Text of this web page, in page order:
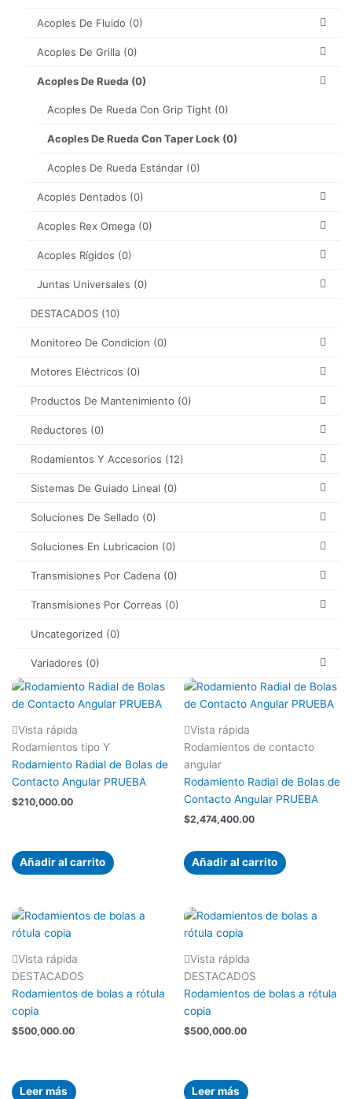
Acoples De Fluido (0)
Acoples De Grilla (0)
Acoples De Rueda (0)
Acoples De Rueda Con Grip Tight (0)
Acoples De Rueda Con Taper Lock (0)
Acoples De Rueda Estándar (0)
Acoples Dentados (0)
Acoples Rex Omega (0)
Acoples Rígidos (0)
Juntas Universales (0)
DESTACADOS (10)
Monitoreo De Condicion (0)
Motores Eléctricos (0)
Productos De Mantenimiento (0)
Reductores (0)
Rodamientos Y Accesorios (12)
Sistemas De Guiado Lineal (0)
Soluciones De Sellado (0)
Soluciones En Lubricacion (0)
Transmisiones Por Cadena (0)
Transmisiones Por Correas (0)
Uncategorized (0)
Variadores (0)
Vista rápida
Rodamientos tipo Y
Rodamiento Radial de Bolas de
Contacto Angular PRUEBA
$210,000.00
Añadir al carrito
Vista rápida
Rodamientos de contacto
angular
Rodamiento Radial de Bolas de
Contacto Angular PRUEBA
$2,474,400.00
Añadir al carrito
Vista rápida
DESTACADOS
Rodamientos de bolas a rótula
copia
$500,000.00
Leer más
Vista rápida
DESTACADOS
Rodamientos de bolas a rótula
copia
$500,000.00
Leer más